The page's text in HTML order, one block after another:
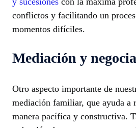
conflictos y facilitando un
momentos difíciles.
Mediación y
Otro aspecto importante de
mediación familiar, que ayuda a
manera pacífica y constructiva.